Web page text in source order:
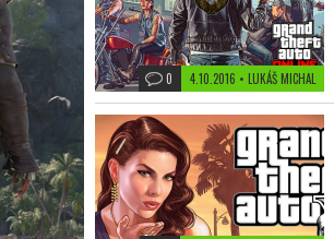
4.10.2016 • LUKÁŠ MICHAL
0